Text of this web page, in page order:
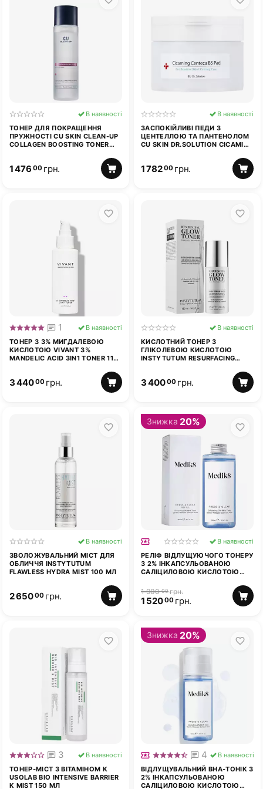
ТОНЕР ДЛЯ ПОКРАЩЕННЯ
ПРУЖНОСТІ CU SKIN CLEAN-UP
COLLAGEN BOOSTING TONER
В наявності
1 476 00 грн.
ЗАСПОКІЙЛИВІ ПЕДИ З
ЦЕНТЕЛЛОЮ ТА ПАНТЕНОЛОМ
CU SKIN DR.SOLUTION CICAMING
В наявності
1 782 00 грн.
ТОНЕР З 3% МИГДАЛЕВОЮ
КИСЛОТОЮ VIVANT 3%
MANDELIC ACID 3IN1 TONER 115
1 В наявності
3 440 00 грн.
КИСЛОТНИЙ ТОНЕР З
ГЛІКОЛЕВОЮ КИСЛОТОЮ
INSTYTUTUM RESURFACING
В наявності
3 400 00 грн.
ЗВОЛОЖУВАЛЬНИЙ МІСТ ДЛЯ
ОБЛИЧЧЯ INSTYTUTUM
FLAWLESS HYDRA MIST 100 МЛ
В наявності
2 650 00 грн.
Знижка 20%
РЕЛІФ ВІДЛУЩУЮЧОГО ТОНЕРУ
З 2% ІНКАПСУЛЬОВАНОЮ
САЛІЦИЛОВОЮ КИСЛОТОЮ
150 МЛ
В наявності
1 900 00грн.
1 520 00 грн.
ТОНЕР-МІСТ З ВІТАМІНОМ К
USOLAB BIO INTENSIVE BARRIER
K MIST 150 МЛ
3 В наявності
Знижка 20%
ВІДЛУЩУВАЛЬНИЙ ВНА-ТОНІК З
2% ІНКАПСУЛЬОВАНОЮ
САЛІЦИЛОВОЮ КИСЛОТОЮ
4 В наявності